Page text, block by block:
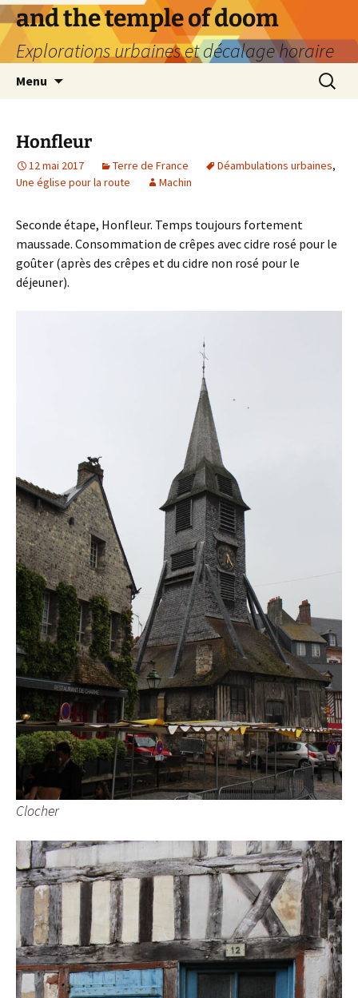
Aller
au
contenu
and the temple of doom
Explorations urbaines et décalage horaire
Menu
Honfleur
12 mai 2017 Terre de France Déambulations urbaines,
Une église pour la route
Machin
Seconde étape, Honfleur. Temps toujours fortement
maussade. Consommation de crêpes avec cidre rosé pour le
goûter (après des crêpes et du cidre non rosé pour le
déjeuner).
Clocher